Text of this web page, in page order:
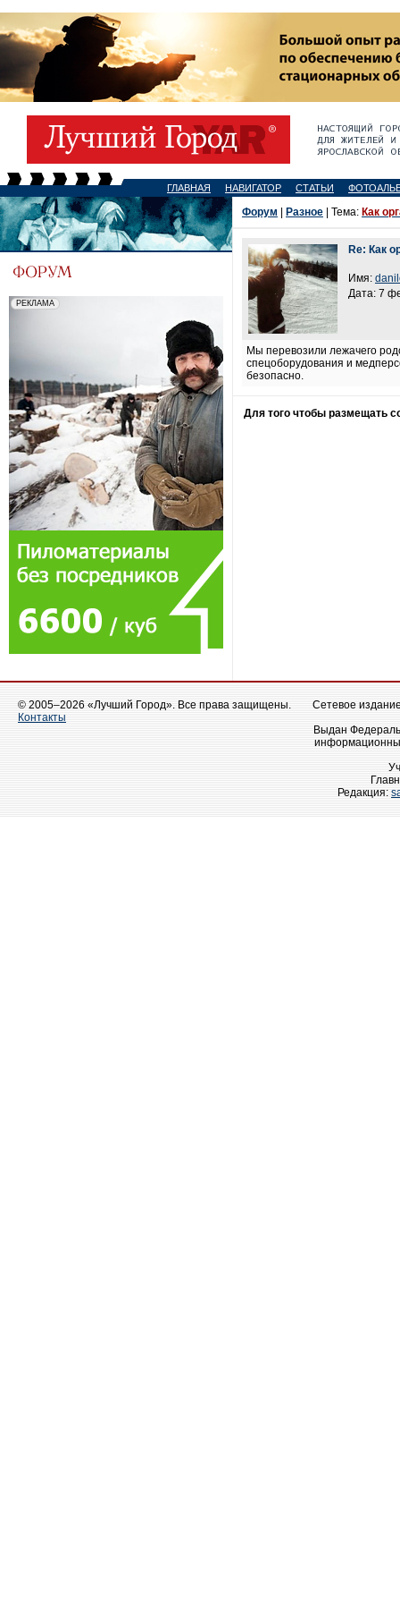
ГЛАВНАЯ НАВИГАТОР СТАТЬИ
Форум Разное | Тема: Как
Re: Как
Имя:
Дата: 7
Мы перевозили лежачего
спецоборудования и
безопасно.
Для того чтобы размещать
© 2005–2026 «Лучший Город». Все права защищены.
Контакты
Сетевое
Выдан
Редакция: